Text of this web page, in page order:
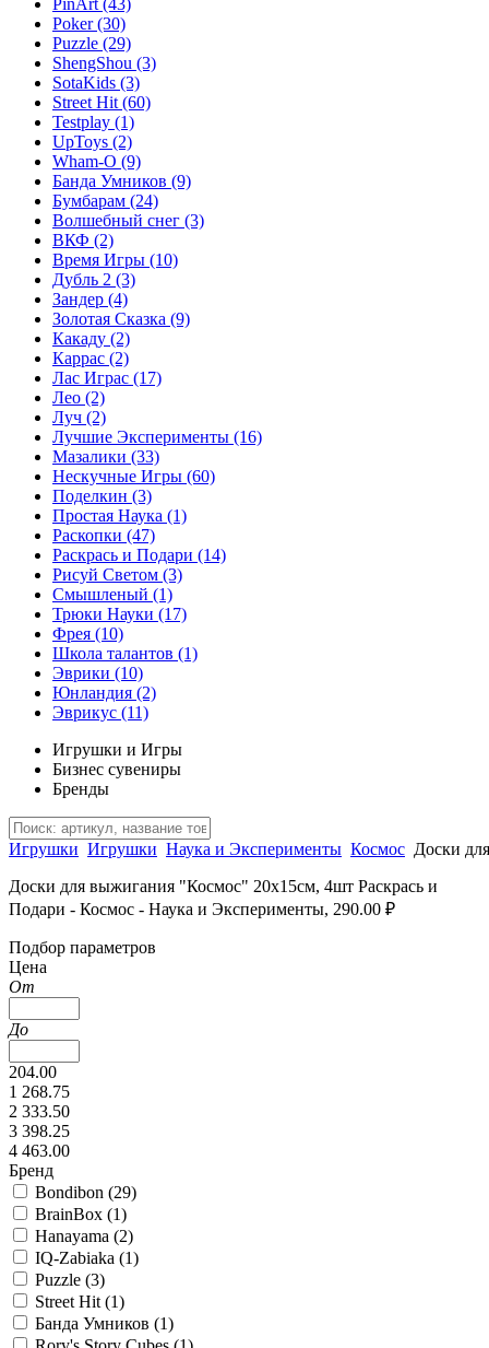
PinArt (43)
Poker(30)
Puzzle (29)
ShengShou (3)
SotaKids (3)
Street Hit (60)
Testplay (1)
UpToys (2)
Wham-O (9)
Банда Умников (9)
Бумбарам (24)
Волшебный снег (3)
ВКФ (2)
Время Игры (10)
Дубль 2 (3)
Зандер (4)
Золотая Сказка (9)
Какаду (2)
Каррас (2)
Лас Играс (17)
Лео (2)
Луч (2)
Лучшие Эксперименты (16)
Мазалики (33)
Нескучные Игры (60)
Поделкин (3)
Простая Наука (1)
Раскопки (47)
Раскрась и Подари (14)
Рисуй Светом (3)
Смышленый (1)
Трюки Науки (17)
Фрея (10)
Школа талантов (1)
Эврики (10)
Юнландия (2)
Эврикус (11)
Игрушки и Игры
Бизнес сувениры
Бренды
Игрушки Игрушки Наука и Эксперименты Космос Доски
Доски для выжигания "Космос" 20х15см, 4шт Раскрась и
Подари - Космос - Наука и Эксперименты, 290.00 ₽
Подбор параметров
Цена
От
До
204.00
1 268.75
2 333.50
3 398.25
4 463.00
Бренд
Bondibon (29)
BrainBox (1)
Hanayama (2)
IQ-Zabiaka (1)
Puzzle (3)
Street Hit (1)
Банда Умников (1)